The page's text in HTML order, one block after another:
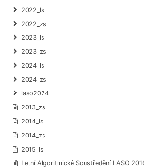
2022_ls
2022_zs
2023_ls
2023_zs
2024_ls
2024_zs
laso2024
2013_zs
2014_ls
2014_zs
2015_ls
Letní Algoritmické Soustředění LASO